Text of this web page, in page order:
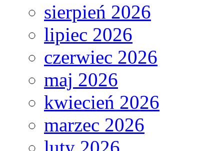
sierpień 2026
lipiec 2026
czerwiec 2026
maj 2026
kwiecień 2026
marzec 2026